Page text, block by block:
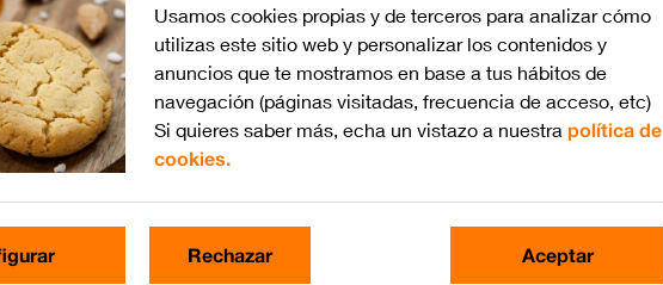
Busca por problema o tema
Usamos cookies propias y de terceros para analizar cómo
utilizas este sitio web y personalizar los contenidos y
anuncios que te mostramos en base a tus hábitos de
navegación (páginas visitadas, frecuencia de acceso, etc)
Si quieres saber más, echa un vistazo a nuestra política de
cookies.
Rechazar Aceptar